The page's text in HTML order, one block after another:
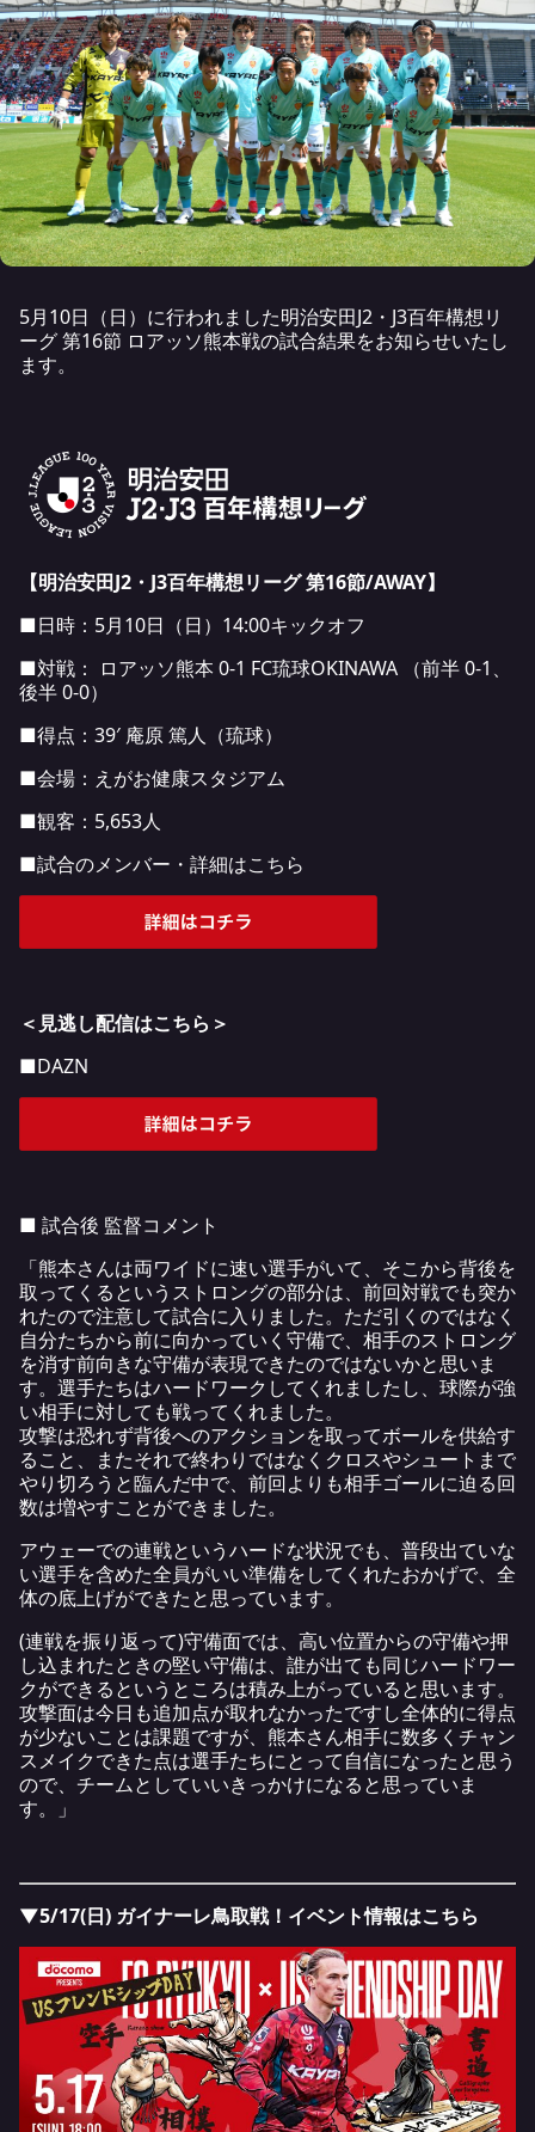
5月10日（日）に行われました明治安田J2・J3百年構想リ
ーグ 第16節 ロアッソ熊本戦の試合結果をお知らせいたし
ます。
【明治安田J2・J3百年構想リーグ 第16節/AWAY】
■日時：5月10日（日）14:00キックオフ
■対戦： ロアッソ熊本 0-1 FC琉球OKINAWA （前半 0-1、
後半 0-0）
■得点：39′ 庵原 篤人（琉球）
■会場：えがお健康スタジアム
■観客：5,653人
■試合のメンバー・詳細はこちら
＜見逃し配信はこちら＞
■DAZN
■ 試合後 監督コメント
「熊本さんは両ワイドに速い選手がいて、そこから背後を
取ってくるというストロングの部分は、前回対戦でも突か
れたので注意して試合に入りました。ただ引くのではなく
自分たちから前に向かっていく守備で、相手のストロング
を消す前向きな守備が表現できたのではないかと思いま
す。選手たちはハードワークしてくれましたし、球際が強
い相手に対しても戦ってくれました。
攻撃は恐れず背後へのアクションを取ってボールを供給す
ること、またそれで終わりではなくクロスやシュートまで
やり切ろうと臨んだ中で、前回よりも相手ゴールに迫る回
数は増やすことができました。
アウェーでの連戦というハードな状況でも、普段出ていな
い選手を含めた全員がいい準備をしてくれたおかげで、全
体の底上げができたと思っています。
(連戦を振り返って)守備面では、高い位置からの守備や押
し込まれたときの堅い守備は、誰が出ても同じハードワー
クができるというところは積み上がっていると思います。
攻撃面は今日も追加点が取れなかったですし全体的に得点
が少ないことは課題ですが、熊本さん相手に数多くチャン
スメイクできた点は選手たちにとって自信になったと思う
ので、チームとしていいきっかけになると思っていま
す。」
▼5/17(日) ガイナーレ鳥取戦！イベント情報はこちら